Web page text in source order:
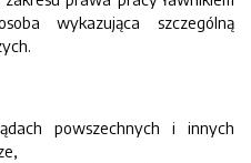
wykazująca szczególną
powszechnych i innych